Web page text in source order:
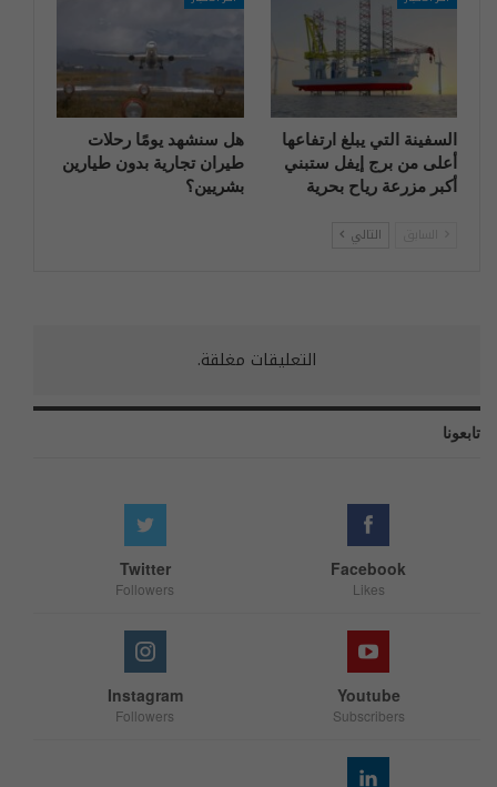
السفينة التي يبلغ ارتفاعها
أعلى من برج إيفل ستبني
أكبر مزرعة رياح بحرية
هل سنشهد يومًا رحلات
طيران تجارية بدون طيارين
بشريين؟
التالي
التعليقات مغلقة.
تابعونا
Facebook
Likes
Twitter
Followers
Youtube
Subscribers
Instagram
Followers